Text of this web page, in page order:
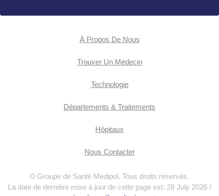
À Propos De Nous
Trouver Un Médecin
Technologie
Départements & Traitements
Hôpitaux
Nous Contacter
© Groupe de Santé Medipol. Tous droits réservés.
La date de dernière mise à jour de cette page est: 28 July 2026 /